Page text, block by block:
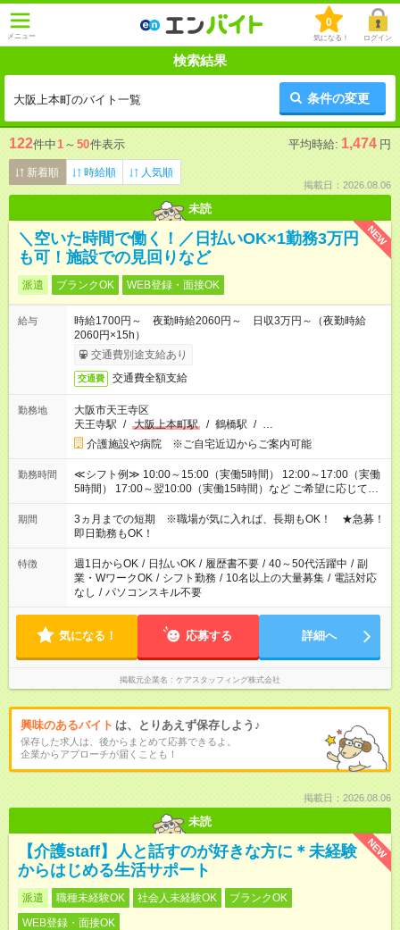
メニュー
0
気になる！ ログイン
検索結果
大阪上本町のバイト一覧 条件の変更
122件中1 ～ 50件表示 平均時給: 1,474 円
新着順 時給順 人気順
掲載日：2026.08.06
未読
NEW
＼空いた時間で働く！／日払いOK×1勤務3万円
も可！施設での見回りなど
派遣 ブランクOK WEB登録・面接OK
給与
時給1700円～ 夜勤時給2060円～ 日収3万円～（夜勤時給
2060円×15h）
交通費別途支給あり
交通費 交通費全額支給
勤務地
大阪市天王寺区
天王寺駅 / 大阪上本町駅 / 鶴橋駅 / …
介護施設や病院 ※ご自宅近辺からご案内可能
勤務時間
≪シフト例≫ 10:00～15:00（実働5時間） 12:00～17:00（実働
5時間） 17:00～翌10:00（実働15時間）など ご希望に応じて、
働く時間は調整できます！ お気軽に担当へ相談ください！
期間
3ヵ月までの短期 ※職場が気に入れば、長期もOK！ ★急募！
即日勤務もOK！
特徴 週1日からOK / 日払いOK / 履歴書不要 / 40～50代活躍中 / 副
業・WワークOK / シフト勤務 / 10名以上の大量募集 / 電話対応
なし / パソコンスキル不要
気になる！ 応募する 詳細へ
掲載元企業名 ケアスタッフィング株式会社
興味のあるバイト は、とりあえず保存しよう♪
保存した求人は、後からまとめて応募できるよ。
企業からアプローチが届くことも！
掲載日：2026.08.06
未読
NEW
【介護staff】人と話すのが好きな方に＊未経験
からはじめる生活サポート
派遣 職種未経験OK 社会人未経験OK
ブランクOK
WEB登録・面接OK